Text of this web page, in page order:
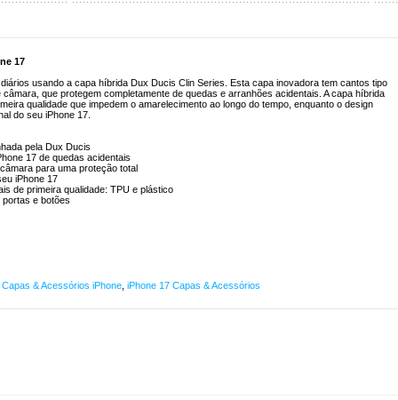
17
usando a capa híbrida Dux Ducis Clin Series. Esta capa inovadora tem cantos tipo
que protegem completamente de quedas e arranhões acidentais. A capa híbrida
qualidade que impedem o amarelecimento ao longo do tempo, enquanto o design
do seu iPhone 17.
pela Dux Ducis
17 de quedas acidentais
para uma proteção total
iPhone 17
de primeira qualidade: TPU e plástico
e botões
Capas & Acessórios iPhone iPhone 17 Capas & Acessórios